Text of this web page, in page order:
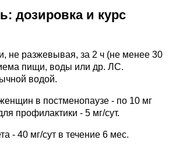
дозировка и курс
не разжевывая, за 2 ч (не менее 30
пищи, воды или др. ЛС.
водой.
в постменопаузе - по 10 мг
профилактики - 5 мг/сут.
- 40 мг/сут в течение 6 мес.